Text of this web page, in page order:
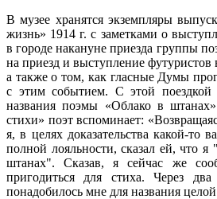
В музее хранятся экземпляры
жизнь» 1914 г. с заметками о
в городе накануне приезда группы
на приезд и выступление футуристов
а также о том, как гласные Думы
с этим событием. С этой поездкой
названия поэмы «Облако в
стихи» поэт вспоминает:
я, в целях доказательства какой-то
полной лояльности, сказал ей, что
штанах". Сказав, я сейчас же
пригодиться для стиха. Через
понадобилось мне для названия